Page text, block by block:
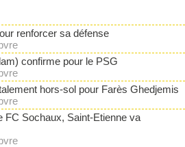
renforcer sa défense
confirme pour le PSG
hors-sol pour Farès Ghedjemis
FC Sochaux, Saint-Etienne va